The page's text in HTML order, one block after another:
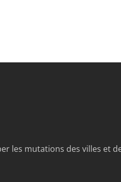
les mutations des villes et